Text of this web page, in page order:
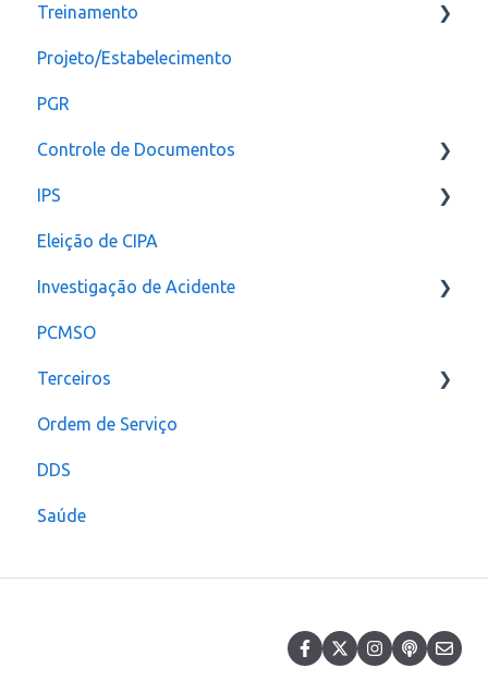
Checklist
CAT
Treinamento
Configuração
Projeto/Estabelecimento
PGR
Controle de Documentos
Notificação
IPS
Configurações
Eleição de CIPA
Investigação de Acidente
Configuração
PCMSO
Terceiros
Usuário
Ordem de Serviço
DDS
Saúde